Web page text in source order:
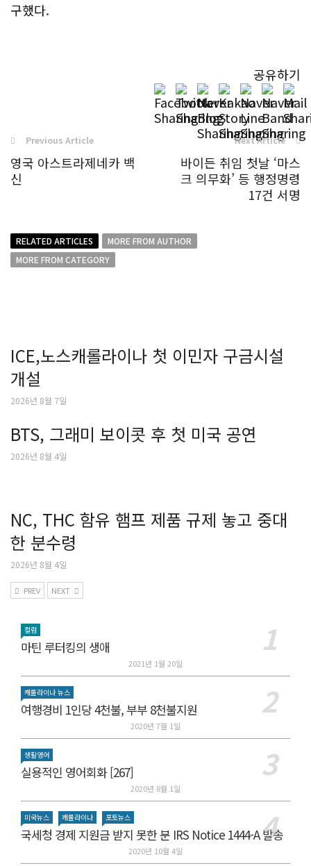
구했다.
공유하기
Previous Article
영국 아스트라제네카 백
신
Next Article
바이든 취임 첫날 ‘마스
크 의무화’ 등 행정명령
17건 서명
RELATED ARTICLES
MORE FROM AUTHOR
MORE FROM CATEGORY
ICE,노스캐롤라이나 첫 이민자 구금시설
개설
2026년 8월 7일
BTS, 그래미 보이콧 후 첫 미국 공연
2026년 8월 4일
NC, THC 함유 햄프 제품 규제 놓고 중대
한 분수령
2026년 8월 4일
PREV NEXT
컬럼
마틴 루터킹의 생애
2021년 1월 20일
캐롤라이나 뉴스
여행경비 1인당 4천불, 부부 8천불지원
2020년 7월 1일
생활영어
실용적인 영어회화 [267]
2020년 8월 1일
미국뉴스 캐롤라이나 포토뉴스
국세청 경제 지원금 받지 못한 분 IRS Notice 1444-A 발송
2020년 10월 4일